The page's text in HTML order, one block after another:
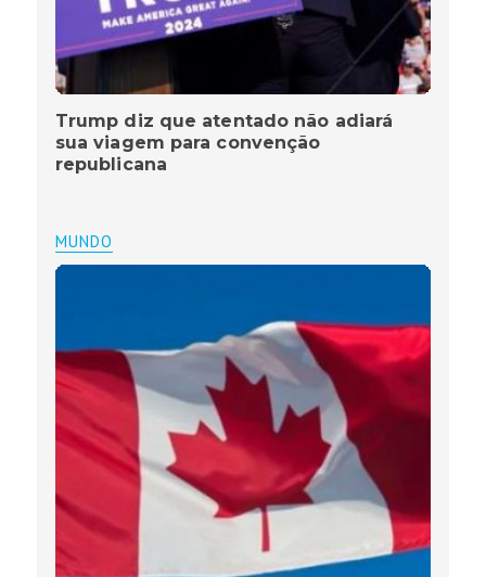
Trump diz que atentado não adiará
sua viagem para convenção
republicana
MUNDO